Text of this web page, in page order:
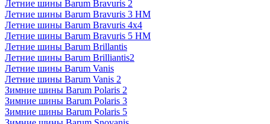
Летние шины Barum Bravuris 2
Летние шины Barum Bravuris 3 HM
Летние шины Barum Bravuris 4х4
Летние шины Barum Bravuris 5 HM
Летние шины Barum Brillantis
Летние шины Barum Brilliantis2
Летние шины Barum Vanis
Летние шины Barum Vanis 2
Зимние шины Barum Polaris 2
Зимние шины Barum Polaris 3
Зимние шины Barum Polaris 5